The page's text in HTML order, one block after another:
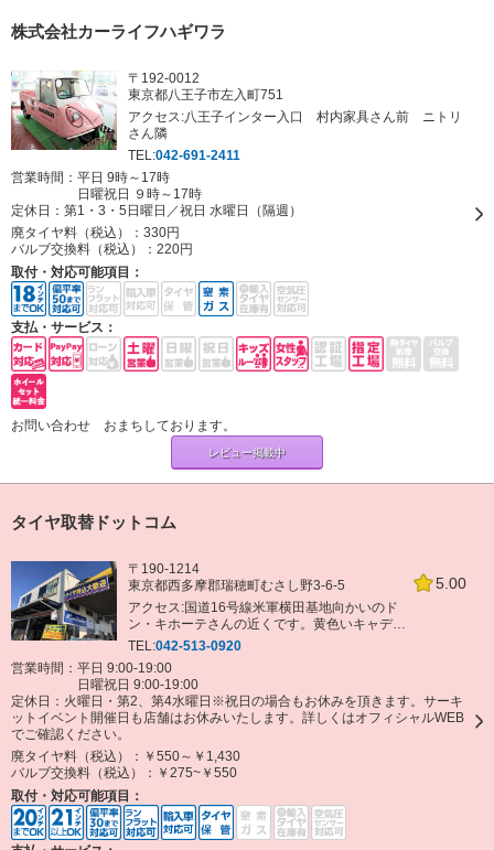
株式会社カーライフハギワラ
〒192-0012
東京都八王子市左入町751
アクセス:八王子インター入口 村内家具さん前 ニトリ
さん隣
TEL:042-691-2411
営業時間：平日 9時～17時
日曜祝日 ９時～17時
定休日： 第1・3・5日曜日／祝日 水曜日（隔週）
廃タイヤ料（税込）： 330円
バルブ交換料（税込）： 220円
取付・対応可能項目：
支払・サービス：
お問い合わせ おまちしております。
レビュー掲載中
タイヤ取替ドットコム
5.00
〒190-1214
東京都西多摩郡瑞穂町むさし野3-6-5
アクセス:国道16号線米軍横田基地向かいのド
ン・キホーテさんの近くです。黄色いキャデラ
ックが刺さってる店舗。「むさし野南」信号
す。
TEL:042-513-0920
営業時間：平日 9:00-19:00
日曜祝日 9:00-19:00
定休日： 火曜日・第2、第4水曜日※祝日の場合もお休みを頂きます。サーキ
ットイベント開催日も店舗はお休みいたします。詳しくはオフィシャルWEB
でご確認ください。
廃タイヤ料（税込）： ￥550～￥1,430
バルブ交換料（税込）： ￥275~￥550
取付・対応可能項目：